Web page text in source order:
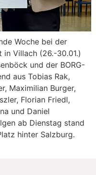
Woche bei der
in Villach (26.-30.01.)
und der BORG-
aus Tobias Rak,
Maximilian Burger,
Florian Friedl,
und Daniel
ab Dienstag stand
hinter Salzburg.